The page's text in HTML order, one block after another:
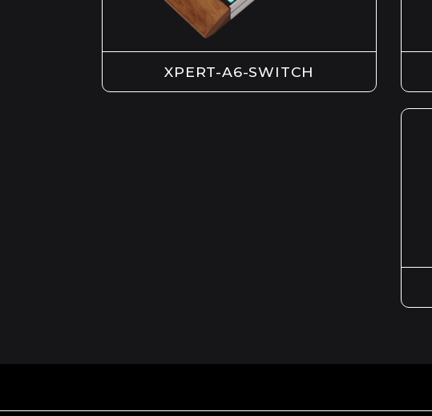
XPERT-A6-SWITCH